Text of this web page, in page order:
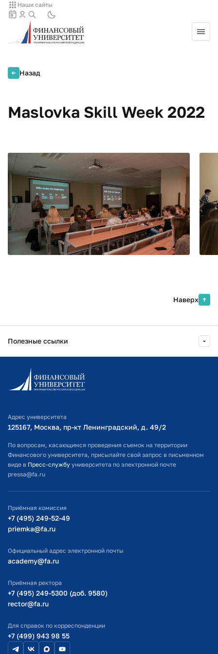
Наши сайты
Назад
Maslovka Skill Week 2022
Наверх
Полезные ссылки
Информационно-образовательный портал
Личный кабинет поступающего
Оплата обучения
Расписание занятий
Студенческий офис
Официальный адрес электронной почты
Министерство просвещения РФ
Министерство науки и высшего образования РФ
Адрес университета
125167, Москва, пр-кт Ленинградский, д. 49/2​
По вопросам, касающимся проведения съемок на территории
Финансового университета, присылайте свой запрос в письменном
виде в Пресс-службу университета по электронной почте
pressa@fa.ru
Приёмная комиссия
+7 (495) 249-52-49
priemka@fa.ru
Официальный адрес электронной почты
academy@fa.ru
Приёмная ректора
+7 (495) 249-5300 (доб. 9580)
rector@fa.ru
Для справок по корреспонденции
+7 (499) 943 98 55